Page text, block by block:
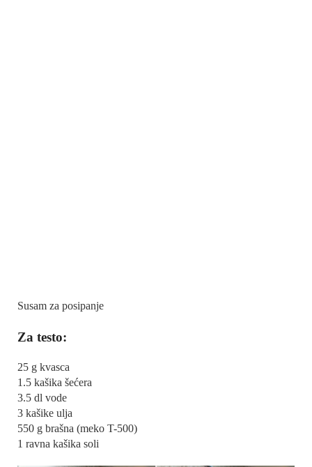
Susam za posipanje
Za testo:
25 g kvasca
1.5 kašika šećera
3.5 dl vode
3 kašike ulja
550 g brašna (meko T-500)
1 ravna kašika soli